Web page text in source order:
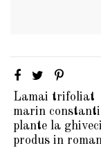
Lamai trifoliat
marin
plante la ghiveci
produs in